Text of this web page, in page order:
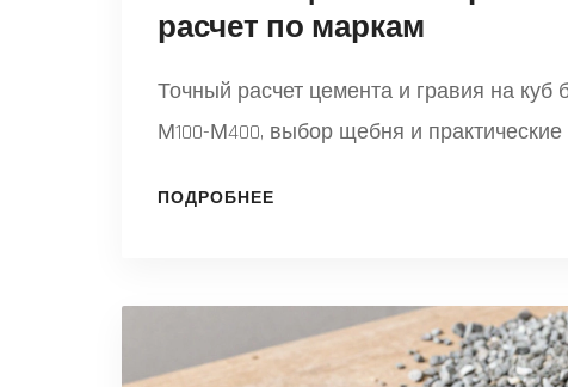
расчет по маркам
Точный расчет цемента и гравия на
М100-М400, выбор щебня и практические
ПОДРОБНЕЕ